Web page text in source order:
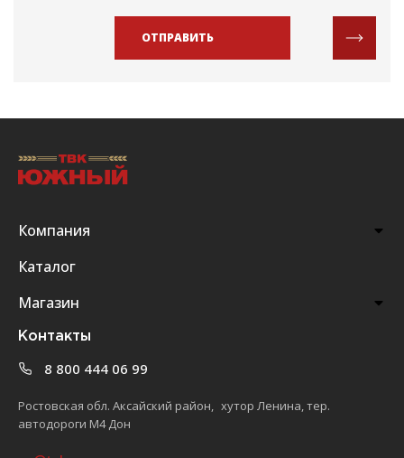
ОТПРАВИТЬ
Компания
Каталог
Магазин
Контакты
8 800 444 06 99
Ростовская обл. Аксайский район, хутор Ленина, тер.
автодороги М4 Дон